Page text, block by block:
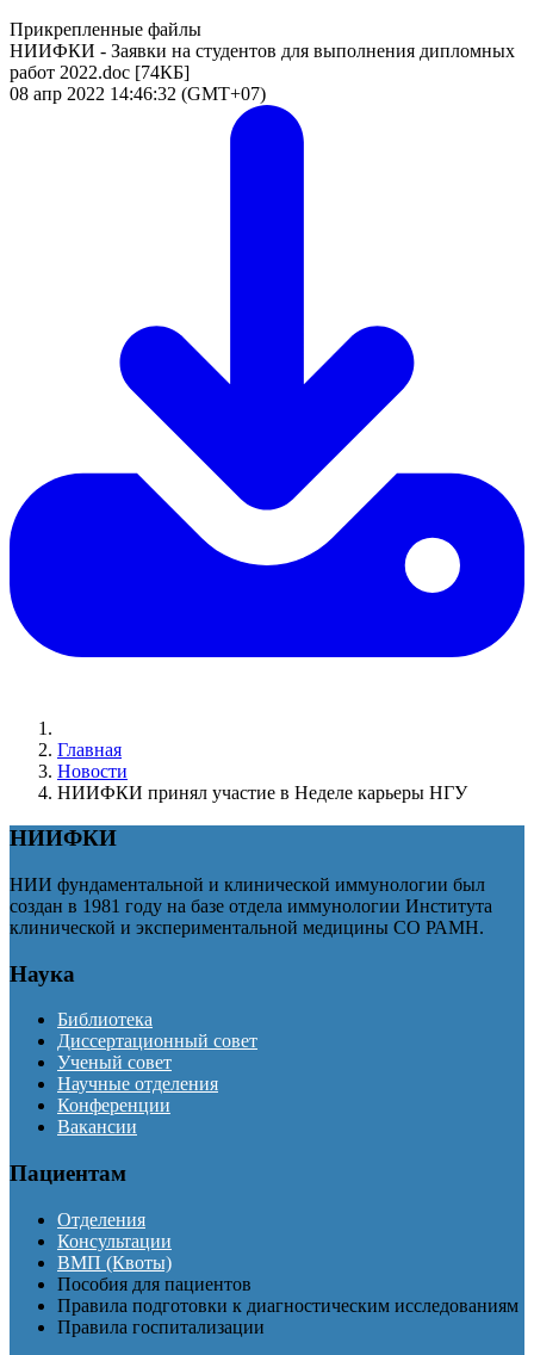
Прикрепленные файлы
НИИФКИ - Заявки на студентов для выполнения дипломных
работ 2022.doc [74КБ]
08 апр 2022 14:46:32 (GMT+07)
Главная
Новости
НИИФКИ принял участие в Неделе карьеры НГУ
НИИФКИ
НИИ фундаментальной и клинической иммунологии был
создан в 1981 году на базе отдела иммунологии Института
клинической и экспериментальной медицины СО РАМН.
Наука
Библиотека
Диссертационный совет
Ученый совет
Научные отделения
Конференции
Вакансии
Пациентам
Отделения
Консультации
ВМП (Квоты)
Пособия для пациентов
Правила подготовки к диагностическим исследованиям
Правила госпитализации